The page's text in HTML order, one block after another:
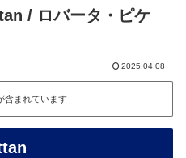
/ ロバータ・ピケ
2025.04.08
含まれています